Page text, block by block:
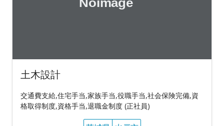
土木設計
交通費支給,住宅手当,家族手当,役職手当,社会保険完備,資
格取得制度,資格手当,退職金制度 (正社員)